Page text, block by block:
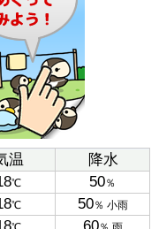
温
降水
℃ 50％
℃ 50％ 小雨